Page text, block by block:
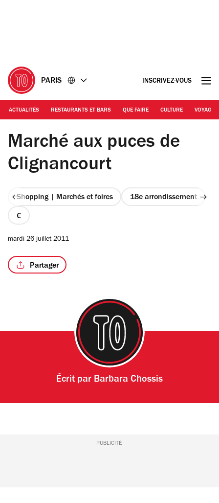
PARIS INSCRIVEZ-VOUS
ACTUALITÉS RESTAURANTS ET BARS QUE FAIRE CULTURE VOYAGE
© Barbara Chossis / Time Out Paris
Marché aux puces de
Clignancourt
Shopping | Marchés et foires 18e arrondissement
prix
4
mardi 26 juillet 2011
Partager
Écrit par Barbara Chossis
PUBLICITÉ